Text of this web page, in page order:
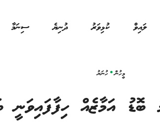
ލައިވް ކުޅިވަރު ދުނިޔެ ސިނަމާ
މީހުން ހުނަރު
ބޮޑު އަމާޒެއް ހިފާފައިވަނީ